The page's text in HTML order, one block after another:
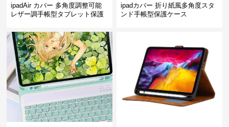
ipadAir カバー 多角度調整可能
レザー調手帳型タブレット保護
ipadカバー 折り紙風多角度スタ
ンド手帳型保護ケース